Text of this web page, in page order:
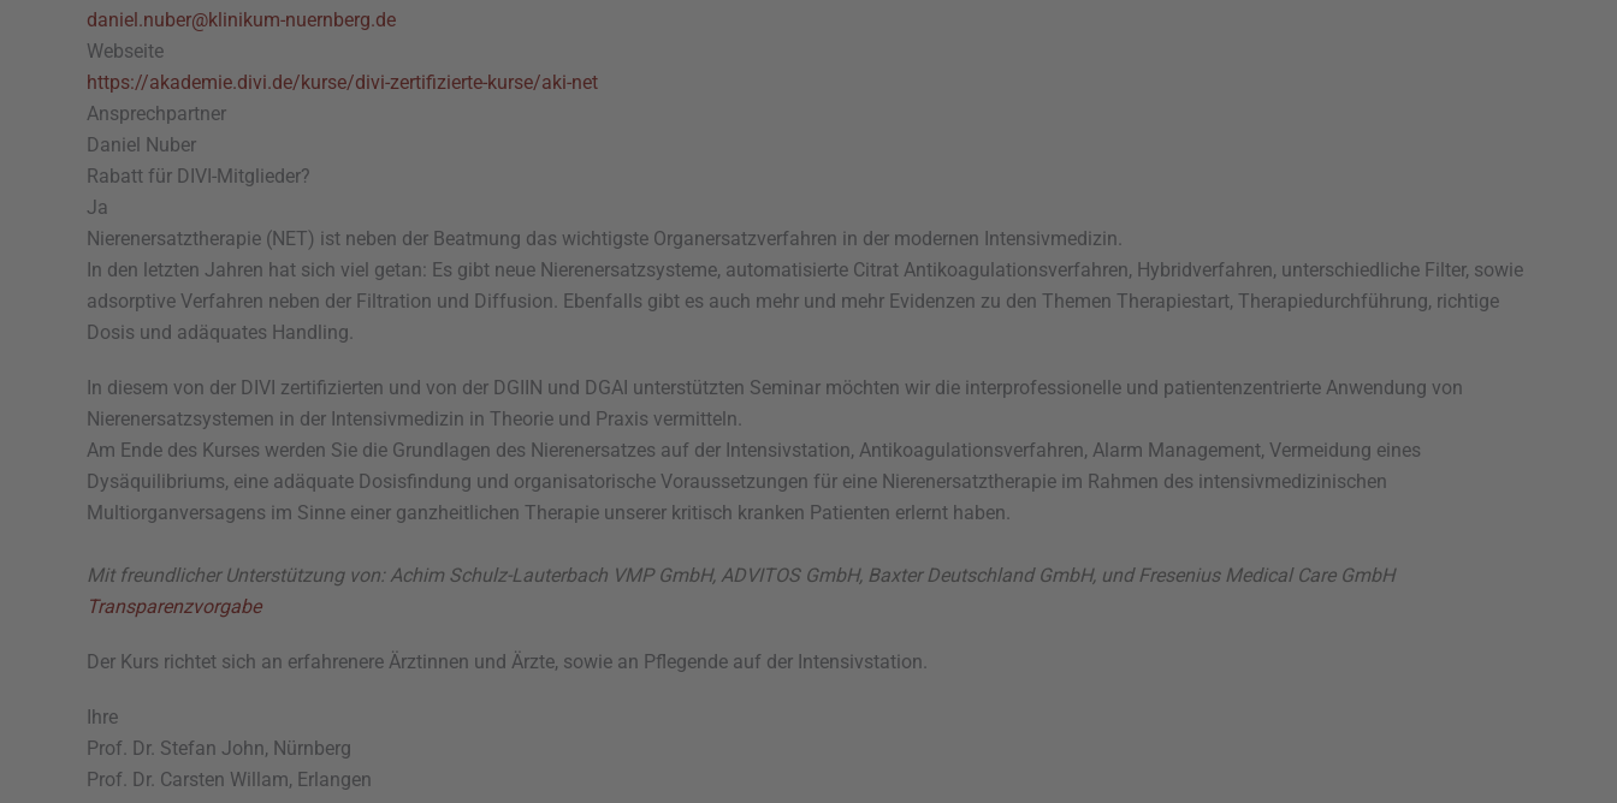
daniel.nuber@klinikum-nuernberg.de
Webseite
https://akademie.divi.de/kurse/divi-zertifizierte-kurse/aki-net
Ansprechpartner
Daniel Nuber
Rabatt für DIVI-Mitglieder?
Ja
Nierenersatztherapie (NET) ist neben der Beatmung das wichtigste Organersatzverfahren in der modernen Intensivmedizin.
In den letzten Jahren hat sich viel getan: Es gibt neue Nierenersatzsysteme, automatisierte Citrat Antikoagulationsverfahren, Hybridverfahren, unterschiedliche Filter, sowie
adsorptive Verfahren neben der Filtration und Diffusion. Ebenfalls gibt es auch mehr und mehr Evidenzen zu den Themen Therapiestart, Therapiedurchführung, richtige
Dosis und adäquates Handling.
In diesem von der DIVI zertifizierten und von der DGIIN und DGAI unterstützten Seminar möchten wir die interprofessionelle und patientenzentrierte Anwendung von
Nierenersatzsystemen in der Intensivmedizin in Theorie und Praxis vermitteln.
Am Ende des Kurses werden Sie die Grundlagen des Nierenersatzes auf der Intensivstation, Antikoagulationsverfahren, Alarm Management, Vermeidung eines
Dysäquilibriums, eine adäquate Dosisfindung und organisatorische Voraussetzungen für eine Nierenersatztherapie im Rahmen des intensivmedizinischen
Multiorganversagens im Sinne einer ganzheitlichen Therapie unserer kritisch kranken Patienten erlernt haben.
Mit freundlicher Unterstützung von: Achim Schulz-Lauterbach VMP GmbH, ADVITOS GmbH, Baxter Deutschland GmbH, und Fresenius Medical Care GmbH
Transparenzvorgabe
Der Kurs richtet sich an erfahrenere Ärztinnen und Ärzte, sowie an Pflegende auf der Intensivstation.
Ihre
Prof. Dr. Stefan John, Nürnberg
Prof. Dr. Carsten Willam, Erlangen